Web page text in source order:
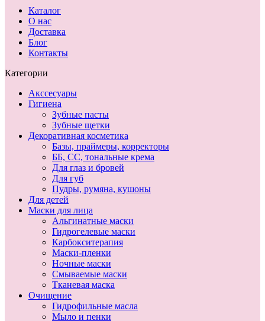
Каталог
О нас
Доставка
Блог
Контакты
Категории
Акссесуары
Гигиена
Зубные пасты
Зубные щетки
Декоративная косметика
Базы, праймеры, корректоры
ББ, СС, тональные крема
Для глаз и бровей
Для губ
Пудры, румяна, кушоны
Для детей
Маски для лица
Альгинатные маски
Гидрогелевые маски
Карбокситерапия
Маски-пленки
Ночные маски
Смываемые маски
Тканевая маска
Очищение
Гидрофильные масла
Мыло и пенки